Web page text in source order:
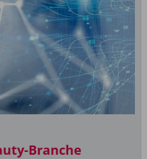
Branche